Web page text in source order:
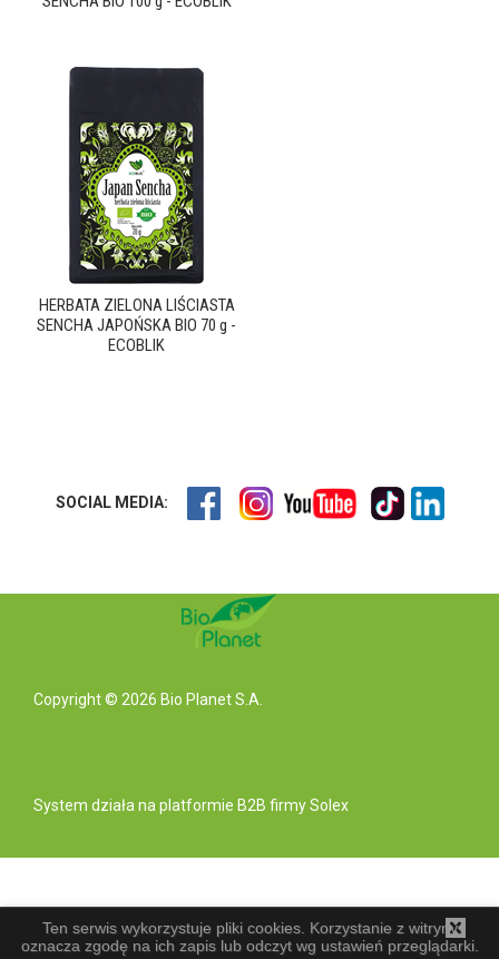
HERBATA ZIELONA LIŚCIASTA
SENCHA JAPOŃSKA BIO 70 g -
ECOBLIK
SOCIAL MEDIA:
Copyright © 2026 Bio Planet S.A.
System działa na platformie B2B firmy Solex
Ten serwis wykorzystuje pliki cookies. Korzystanie z witryny
oznacza zgodę na ich zapis lub odczyt wg ustawień przeglądarki.